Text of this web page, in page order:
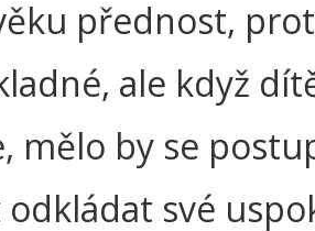
přednost,
ale když
mělo by se
své